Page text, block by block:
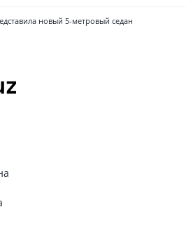
новый 5-метровый седан